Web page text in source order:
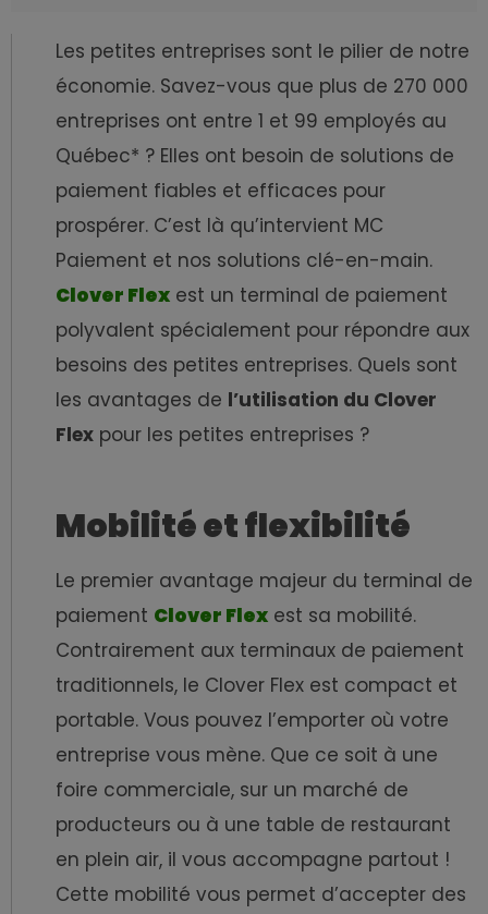
Les petites entreprises sont le pilier de notre
économie. Savez-vous que plus de 270 000
entreprises ont entre 1 et 99 employés au
Québec* ? Elles ont besoin de solutions de
paiement fiables et efficaces pour
prospérer. C’est là qu’intervient MC
Paiement et nos solutions clé-en-main.
Clover Flex est un terminal de paiement
polyvalent spécialement pour répondre aux
besoins des petites entreprises. Quels sont
les avantages de l’utilisation du Clover
Flex pour les petites entreprises ?
Mobilité et flexibilité
Le premier avantage majeur du terminal de
paiement Clover Flex est sa mobilité.
Contrairement aux terminaux de paiement
traditionnels, le Clover Flex est compact et
portable. Vous pouvez l’emporter où votre
entreprise vous mène. Que ce soit à une
foire commerciale, sur un marché de
producteurs ou à une table de restaurant
en plein air, il vous accompagne partout !
Cette mobilité vous permet d’accepter des